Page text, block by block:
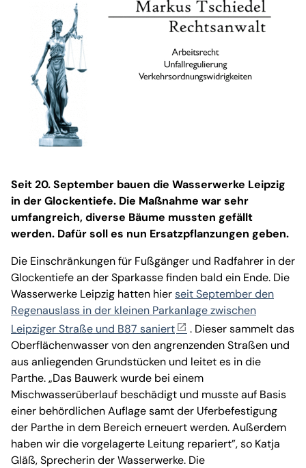
Seit 20. September bauen die Wasserwerke Leipzig
in der Glockentiefe. Die Maßnahme war sehr
umfangreich, diverse Bäume mussten gefällt
werden. Dafür soll es nun Ersatzpflanzungen geben.
Die Einschränkungen für Fußgänger und Radfahrer in der
Glockentiefe an der Sparkasse finden bald ein Ende. Die
Wasserwerke Leipzig hatten hierseit September den
Regenauslass in der kleinen Parkanlage zwischen
Leipziger Straße und B87 saniert
. Dieser sammelt das
Oberflächenwasser von den angrenzenden Straßen und
aus anliegenden Grundstücken und leitet es in die
Parthe. „Das Bauwerk wurde bei einem
Mischwasserüberlauf beschädigt und musste auf Basis
einer behördlichen Auflage samt der Uferbefestigung
der Parthe in dem Bereich erneuert werden. Außerdem
haben wir die vorgelagerte Leitung repariert”, so Katja
Gläß, Sprecherin der Wasserwerke. Die